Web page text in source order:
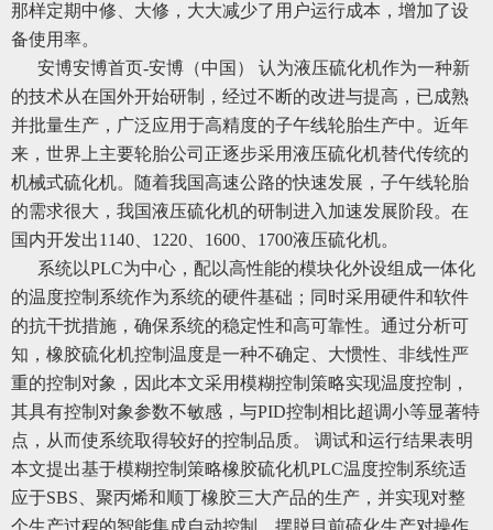
那样定期中修、大修，大大减少了用户运行成本，增加了设
备使用率。
安博安博首页-安博（中国） 认为液压硫化机作为一种新
的技术从在国外开始研制，经过不断的改进与提高，已成熟
并批量生产，广泛应用于高精度的子午线轮胎生产中。近年
来，世界上主要轮胎公司正逐步采用液压硫化机替代传统的
机械式硫化机。随着我国高速公路的快速发展，子午线轮胎
的需求很大，我国液压硫化机的研制进入加速发展阶段。在
国内开发出1140、1220、1600、1700液压硫化机。
系统以PLC为中心，配以高性能的模块化外设组成一体化
的温度控制系统作为系统的硬件基础；同时采用硬件和软件
的抗干扰措施，确保系统的稳定性和高可靠性。通过分析可
知，橡胶硫化机控制温度是一种不确定、大惯性、非线性严
重的控制对象，因此本文采用模糊控制策略实现温度控制，
其具有控制对象参数不敏感，与PID控制相比超调小等显著特
点，从而使系统取得较好的控制品质。 调试和运行结果表明
本文提出基于模糊控制策略橡胶硫化机PLC温度控制系统适
应于SBS、聚丙烯和顺丁橡胶三大产品的生产，并实现对整
个生产过程的智能集成自动控制，摆脱目前硫化生产对操作